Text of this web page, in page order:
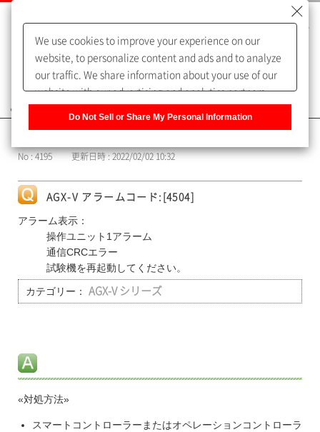
よくあるご質問（FAQ）
No : 4195 更新日時 : 2022/02/02 10:32
AGX-V アラームコード:[4504]
アラーム表示：
操作ユニット1アラーム
通信CRCエラー
試験機を再起動してください。
カテゴリー： AGX-V シリーズ
«対処方法»
スマートコントローラーまたはオペレーションコントローラ
We use cookies to improve your experience on our
website, to personalize content and ads and to analyze
our traffic. We share information about your use of our
website with our advertising and analytics partners,
of our sharing information about you with our partners.
Information] to customize your cookie settings on our
Do Not Sell or Share My Personal Information